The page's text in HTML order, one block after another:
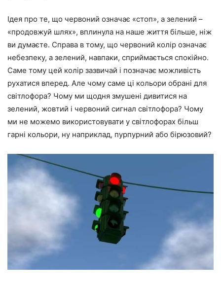
Ідея про те, що червоний означає «стоп», а зелений –
«продовжуй шлях», вплинула на наше життя більше, ніж
ви думаєте. Справа в тому, що червоний колір означає
небезпеку, а зелений, навпаки, сприймається спокійно.
Саме тому цей колір зазвичай і позначає можливість
рухатися вперед. Але чому саме ці кольори обрані для
світлофора? Чому ми щодня змушені дивитися на
зелений, жовтий і червоний сигнал світлофора? Чому
ми не можемо використовувати у світлофорах більш
гарні кольори, ну наприклад, пурпурний або бірюзовий?